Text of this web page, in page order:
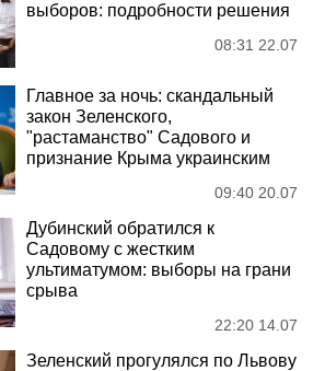
выборов: подробности решения
08:31 22.07
Главное за ночь: скандальный
закон Зеленского,
"растаманство" Садового и
признание Крыма украинским
09:40 20.07
Дубинский обратился к
Садовому с жестким
ультиматумом: выборы на грани
срыва
22:20 14.07
Зеленский прогулялся по Львову